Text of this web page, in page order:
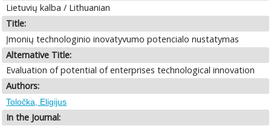
Lietuvių kalba / Lithuanian
Title:
Įmonių technologinio inovatyvumo potencialo nustatymas
Alternative Title:
Evaluation of potential of enterprises technological innovation
Authors:
Toločka, Eligijus
In the Journal: